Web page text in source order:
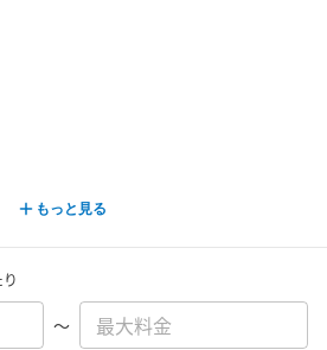
もっと見る
〜